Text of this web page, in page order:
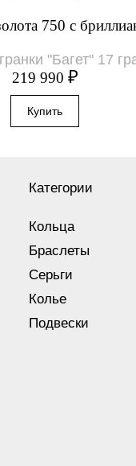
750 с
"Багет" 17
219 990 ₽
Категории
Кольца
Браслеты
Серьги
Колье
Подвески